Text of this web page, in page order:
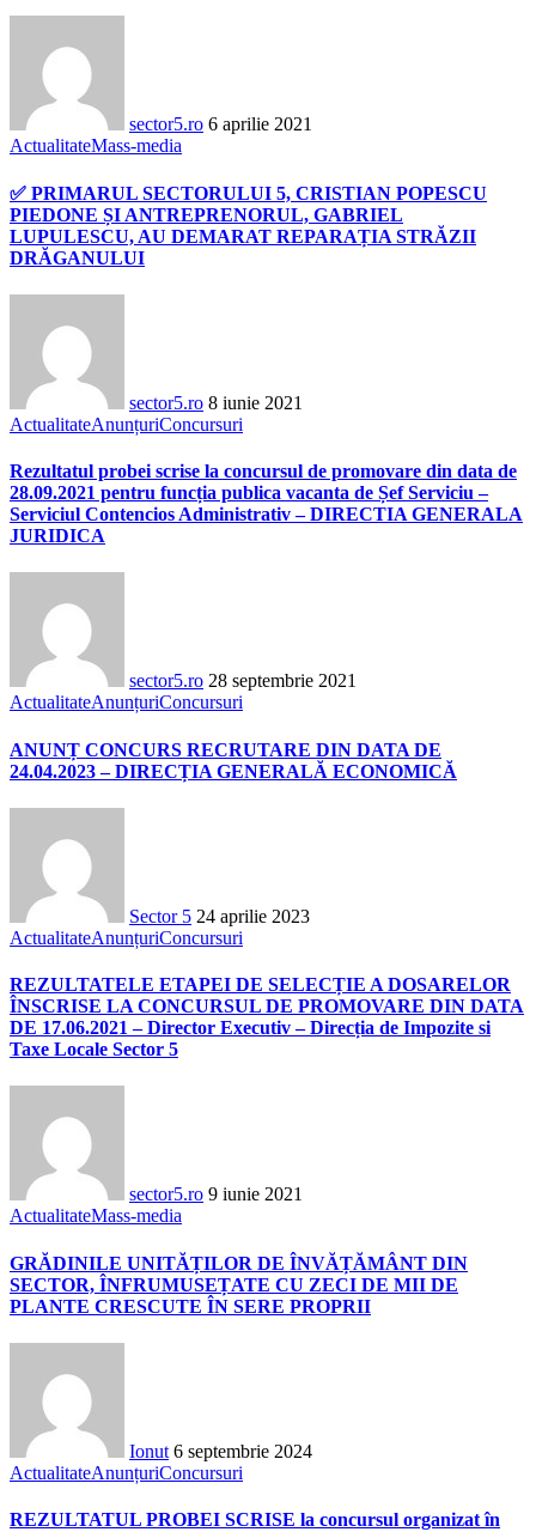
sector5.ro 6 aprilie 2021
ActualitateMass-media
✅ PRIMARUL SECTORULUI 5, CRISTIAN POPESCU
PIEDONE ȘI ANTREPRENORUL, GABRIEL
LUPULESCU, AU DEMARAT REPARAȚIA STRĂZII
DRĂGANULUI
sector5.ro 8 iunie 2021
ActualitateAnunțuriConcursuri
Rezultatul probei scrise la concursul de promovare din data de
28.09.2021 pentru funcția publica vacanta de Șef Serviciu –
Serviciul Contencios Administrativ – DIRECTIA GENERALA
JURIDICA
sector5.ro 28 septembrie 2021
ActualitateAnunțuriConcursuri
ANUNȚ CONCURS RECRUTARE DIN DATA DE
24.04.2023 – DIRECȚIA GENERALĂ ECONOMICĂ
Sector 5 24 aprilie 2023
ActualitateAnunțuriConcursuri
REZULTATELE ETAPEI DE SELECȚIE A DOSARELOR
ÎNSCRISE LA CONCURSUL DE PROMOVARE DIN DATA
DE 17.06.2021 – Director Executiv – Direcția de Impozite si
Taxe Locale Sector 5
sector5.ro 9 iunie 2021
ActualitateMass-media
GRĂDINILE UNITĂȚILOR DE ÎNVĂȚĂMÂNT DIN
SECTOR, ÎNFRUMUSEȚATE CU ZECI DE MII DE
PLANTE CRESCUTE ÎN SERE PROPRII
Ionut 6 septembrie 2024
ActualitateAnunțuriConcursuri
REZULTATUL PROBEI SCRISE la concursul organizat în